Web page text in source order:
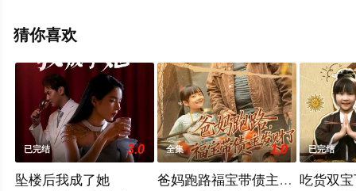
至豆瓣电视剧、电视猫或剧情网等平台了解。
猜你喜欢
已完结 3.0
坠楼后我成了她
全集 1.0
爸妈跑路福宝带债主发财了
已完结
吃货双